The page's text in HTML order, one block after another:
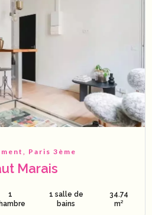
Paris 3ème
Marais
1
1 salle de
bains
34.74
m²